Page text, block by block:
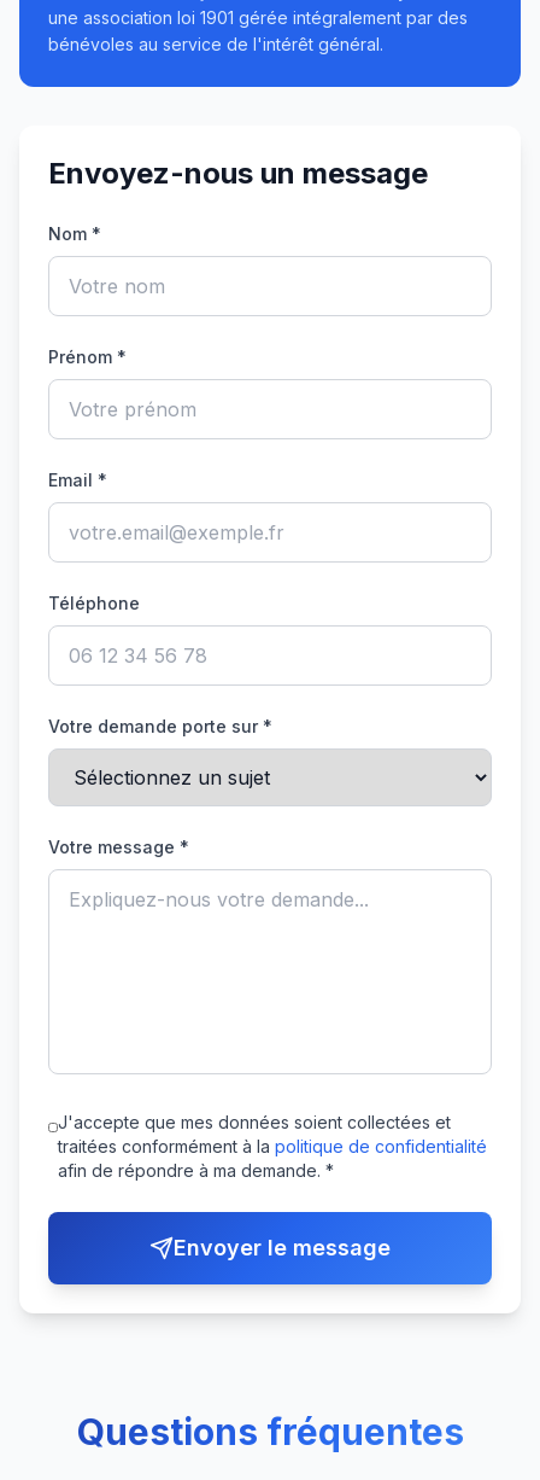
une association loi 1901 gérée intégralement par des
bénévoles au service de l'intérêt général.
Envoyez-nous un message
Nom *
Prénom *
Email *
Téléphone
Votre demande porte sur *
Votre message *
J'accepte que mes données soient collectées et
traitées conformément à la politique de confidentialité
afin de répondre à ma demande. *
Envoyer le message
Questions fréquentes